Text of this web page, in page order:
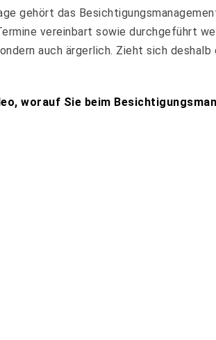
gehört das
vereinbart sowie durchgeführt
auch ärgerlich. Zieht sich
worauf Sie beim